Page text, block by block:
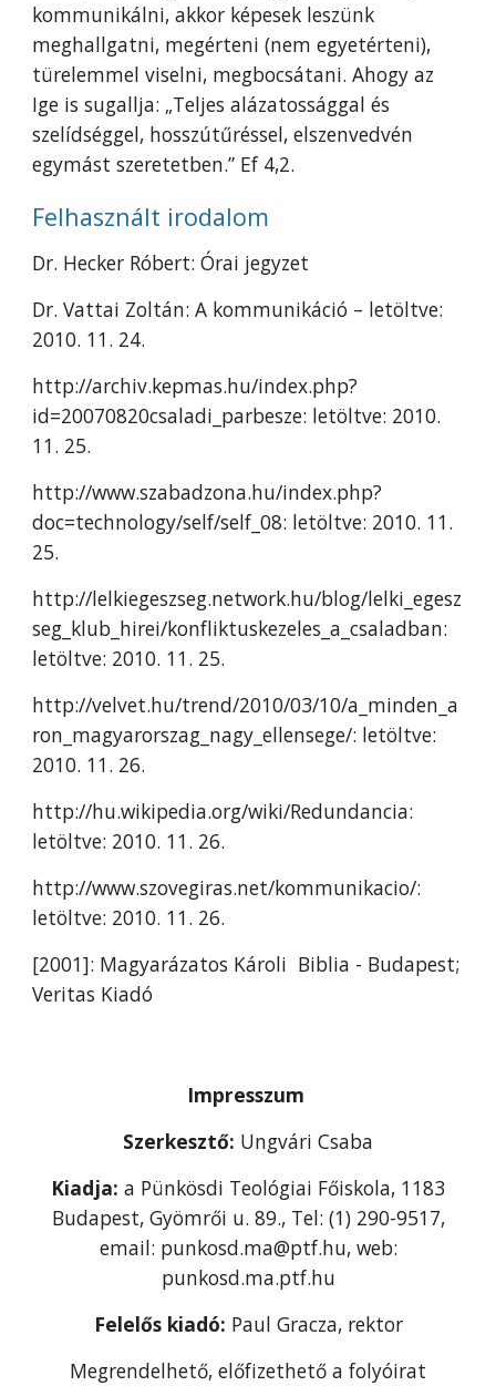
kommunikálni, akkor képesek leszünk
meghallgatni, megérteni (nem egyetérteni),
türelemmel viselni, megbocsátani. Ahogy az
Ige is sugallja: „Teljes alázatossággal és
szelídséggel, hosszútűréssel, elszenvedvén
egymást szeretetben.” Ef 4,2.
Felhasznált irodalom
Dr. Hecker Róbert: Órai jegyzet
Dr. Vattai Zoltán: A kommunikáció – letöltve:
2010. 11. 24.
http://archiv.kepmas.hu/index.php?
id=20070820csaladi_parbesze: letöltve: 2010.
11. 25.
http://www.szabadzona.hu/index.php?
doc=technology/self/self_08: letöltve: 2010. 11.
25.
http://lelkiegeszseg.network.hu/blog/lelki_egesz
seg_klub_hirei/konfliktuskezeles_a_csaladban:
letöltve: 2010. 11. 25.
http://velvet.hu/trend/2010/03/10/a_minden_a
ron_magyarorszag_nagy_ellensege/: letöltve:
2010. 11. 26.
http://hu.wikipedia.org/wiki/Redundancia:
letöltve: 2010. 11. 26.
http://www.szovegiras.net/kommunikacio/:
letöltve: 2010. 11. 26.
[2001]: Magyarázatos Károli Biblia - Budapest;
Veritas Kiadó
Impresszum
Szerkesztő: Ungvári Csaba
Kiadja: a Pünkösdi Teológiai Főiskola, 1183
Budapest, Gyömrői u. 89., Tel: (1) 290-9517,
email: punkosd.ma@ptf.hu, web:
punkosd.ma.ptf.hu
Felelős kiadó: Paul Gracza, rektor
Megrendelhető, előfizethető a folyóirat